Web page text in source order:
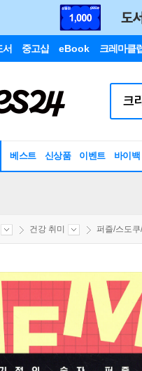
서 중고샵 eBook 크레마클
베스트 신상품 이벤트 바이백
건강 취미 퍼즐/스도쿠